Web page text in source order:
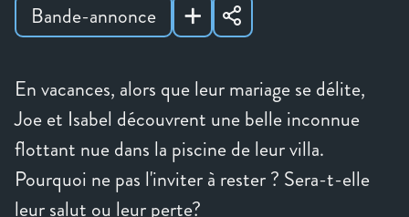
En vacances, alors que leur mariage se délite,
Joe et Isabel découvrent une belle inconnue
flottant nue dans la piscine de leur villa.
Pourquoi ne pas l'inviter à rester ? Sera-t-elle
Bande-annonce